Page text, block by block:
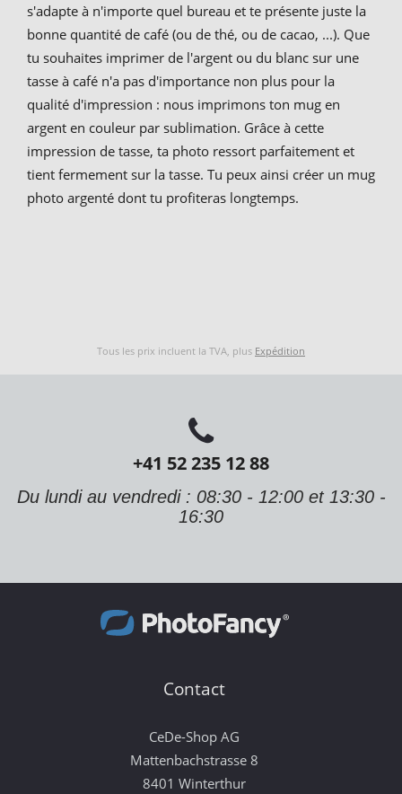
s'adapte à n'importe quel bureau et te présente juste la
bonne quantité de café (ou de thé, ou de cacao, ...). Que
tu souhaites imprimer de l'argent ou du blanc sur une
tasse à café n'a pas d'importance non plus pour la
qualité d'impression : nous imprimons ton mug en
argent en couleur par sublimation. Grâce à cette
impression de tasse, ta photo ressort parfaitement et
tient fermement sur la tasse. Tu peux ainsi créer un mug
photo argenté dont tu profiteras longtemps.
Tous les prix incluent la TVA, plus Expédition
+41 52 235 12 88
Du lundi au vendredi : 08:30 - 12:00 et 13:30 -
16:30
Contact
CeDe-Shop AG
Mattenbachstrasse 8
8401 Winterthur